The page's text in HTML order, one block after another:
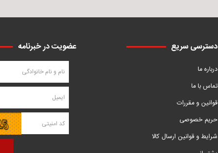
دسترسی سریع
درباره ما
تماس با ما
قوانین و مقررات
حریم خصوصی
شرایط و قوانین ارسال کالا
عضویت در خبرنامه